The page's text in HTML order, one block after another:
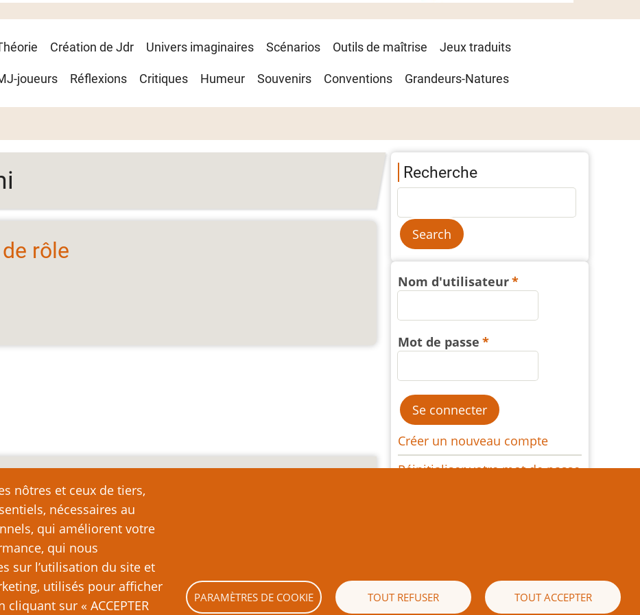
Création de Jdr Univers imaginaires Scénarios Outils de maîtrise Jeux traduits
joueurs Réflexions Critiques Humeur Souvenirs Conventions Grandeurs-Natures
rôle
nôtres et ceux de tiers,
nécessaires au
qui améliorent votre
qui nous
sur l’utilisation du site et
utilisés pour afficher
sur « ACCEPTER
PARAMÈTRES DE COOKIE TOUT REFUSER TOUT ACCEPTER
cette page plutôt que de la copier ailleurs, car toute reproduction de texte
citation (c’est-à-dire, en règle générale, un ou deux paragraphes) est
grande partie ou la totalité du texte de cette page sans l’autorisation écrite
publiquement (sites Web, blogs, forums, imprimés, etc.), vous reconnaissez
des lois sur le droit d’auteur, c’est-à-dire un acte illégal passible de
Recherche
Nom d'utilisateur
Mot de passe
Créer un nouveau compte
Réinitialiser votre mot de passe